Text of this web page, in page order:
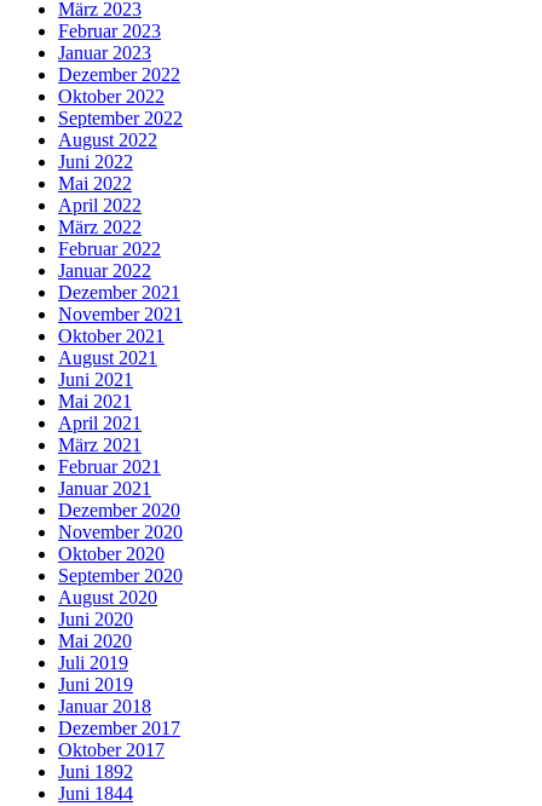
März 2023
Februar 2023
Januar 2023
Dezember 2022
Oktober 2022
September 2022
August 2022
Juni 2022
Mai 2022
April 2022
März 2022
Februar 2022
Januar 2022
Dezember 2021
November 2021
Oktober 2021
August 2021
Juni 2021
Mai 2021
April 2021
März 2021
Februar 2021
Januar 2021
Dezember 2020
November 2020
Oktober 2020
September 2020
August 2020
Juni 2020
Mai 2020
Juli 2019
Juni 2019
Januar 2018
Dezember 2017
Oktober 2017
Juni 1892
Juni 1844